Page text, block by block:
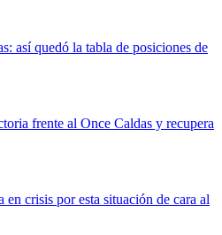
así quedó la tabla de posiciones de
frente al Once Caldas y recupera
crisis por esta situación de cara al